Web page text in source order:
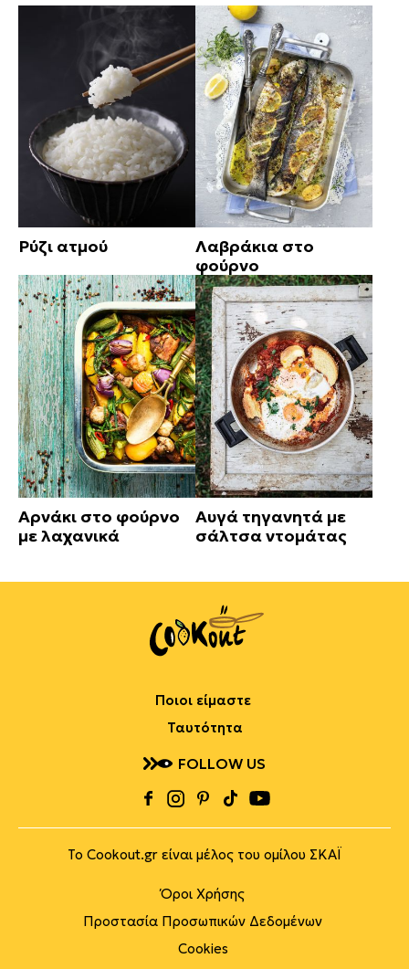
Ρύζι ατμού
Λαβράκια στο
φούρνο
Αρνάκι στο φούρνο
με λαχανικά
Αυγά τηγανητά με
σάλτσα ντομάτας
Ποιοι είμαστε
Ταυτότητα
FOLLOW US
Το Cookout.gr είναι μέλος του ομίλου ΣΚΑΪ
Όροι Χρήσης
Προστασία Προσωπικών Δεδομένων
Cookies